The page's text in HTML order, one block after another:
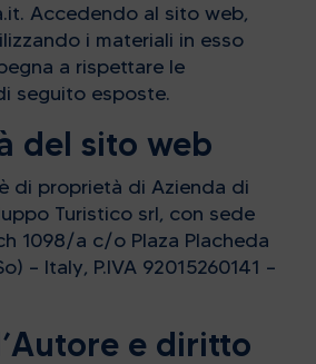
Accedendo al sito web,
i materiali in esso
a rispettare le
seguito esposte.
del sito web
di proprietà di Azienda di
Turistico srl, con sede
1098/a c/o Plaza Placheda
– Italy, P.IVA 92015260141 –
e diritto